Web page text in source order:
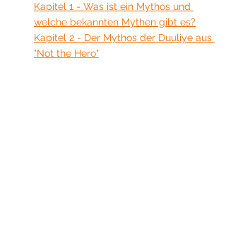
Kapitel 1 - Was ist ein Mythos und
welche bekannten Mythen gibt es?
Kapitel 2 - Der Mythos der Duuliye aus
"Not the Hero"